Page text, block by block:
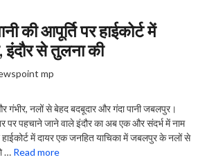
की आपूर्ति पर हाईकोर्ट में
इंदौर से तुलना की
mp
गंभीर, नलों से बेहद बदबूदार और गंदा पानी जबलपुर।
पर पहचाने जाने वाले इंदौर का अब एक और संदर्भ में नाम
में दायर एक जनहित याचिका में जबलपुर के नलों से
… Read more